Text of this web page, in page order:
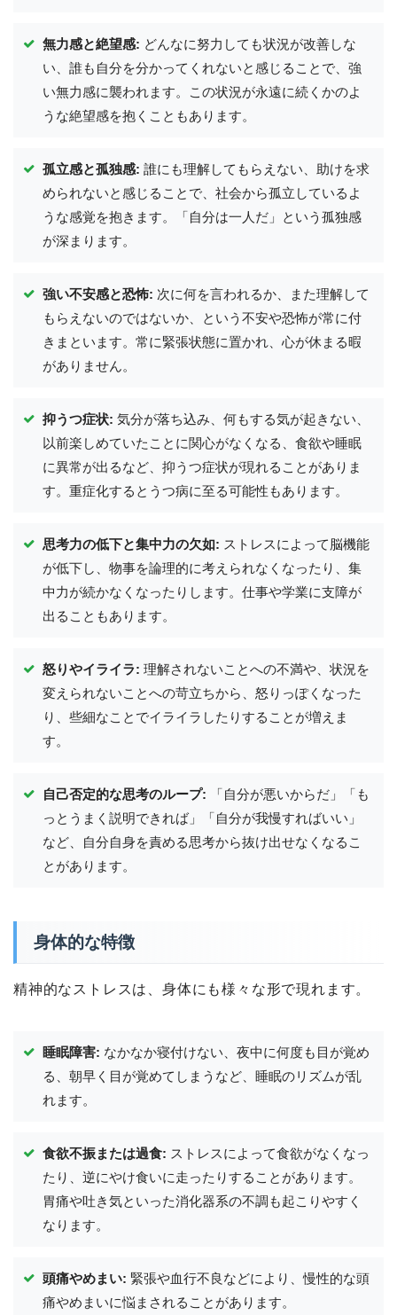
無力感と絶望感: どんなに努力しても状況が改善しな
い、誰も自分を分かってくれないと感じることで、強
い無力感に襲われます。この状況が永遠に続くかのよ
うな絶望感を抱くこともあります。
孤立感と孤独感: 誰にも理解してもらえない、助けを求
められないと感じることで、社会から孤立しているよ
うな感覚を抱きます。「自分は一人だ」という孤独感
が深まります。
強い不安感と恐怖: 次に何を言われるか、また理解して
もらえないのではないか、という不安や恐怖が常に付
きまといます。常に緊張状態に置かれ、心が休まる暇
がありません。
抑うつ症状: 気分が落ち込み、何もする気が起きない、
以前楽しめていたことに関心がなくなる、食欲や睡眠
に異常が出るなど、抑うつ症状が現れることがありま
す。重症化するとうつ病に至る可能性もあります。
思考力の低下と集中力の欠如: ストレスによって脳機能
が低下し、物事を論理的に考えられなくなったり、集
中力が続かなくなったりします。仕事や学業に支障が
出ることもあります。
怒りやイライラ: 理解されないことへの不満や、状況を
変えられないことへの苛立ちから、怒りっぽくなった
り、些細なことでイライラしたりすることが増えま
す。
自己否定的な思考のループ: 「自分が悪いからだ」「も
っとうまく説明できれば」「自分が我慢すればいい」
など、自分自身を責める思考から抜け出せなくなるこ
とがあります。
身体的な特徴
精神的なストレスは、身体にも様々な形で現れます。
睡眠障害: なかなか寝付けない、夜中に何度も目が覚め
る、朝早く目が覚めてしまうなど、睡眠のリズムが乱
れます。
食欲不振または過食: ストレスによって食欲がなくなっ
たり、逆にやけ食いに走ったりすることがあります。
胃痛や吐き気といった消化器系の不調も起こりやすく
なります。
頭痛やめまい: 緊張や血行不良などにより、慢性的な頭
痛やめまいに悩まされることがあります。